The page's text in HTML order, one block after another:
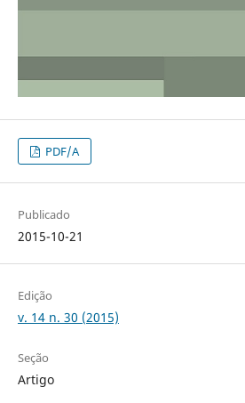
PDF/A
Publicado
2015-10-21
Edição
v. 14 n. 30 (2015)
Seção
Artigo